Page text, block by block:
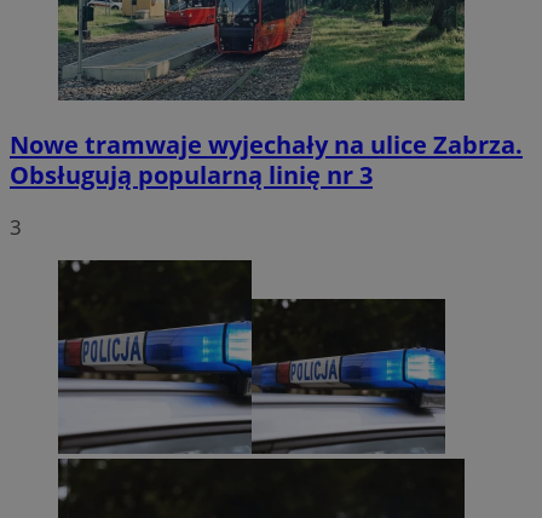
Nowe tramwaje wyjechały na ulice Zabrza.
Obsługują popularną linię nr 3
3